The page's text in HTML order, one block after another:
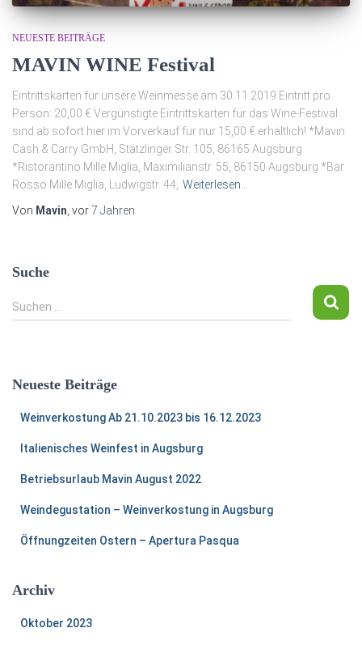
NEUESTE BEITRÄGE
MAVIN WINE Festival
Eintrittskarten für unsere Weinmesse am 30.11.2019 Eintritt pro
Person: 20,00 € Vergünstigte Eintrittskarten für das Wine-Festival
sind ab sofort hier im Vorverkauf für nur 15,00 € erhältlich! *Mavin
Cash & Carry GmbH, Stätzlinger Str. 105, 86165 Augsburg
*Ristorantino Mille Miglia, Maximilianstr. 55, 86150 Augsburg *Bar
Rosso Mille Miglia, Ludwigstr. 44, Weiterlesen…
Von Mavin , vor7 Jahren
Suche
S
u
n
Suchen …
Neueste Beiträge
Weinverkostung Ab 21.10.2023 bis 16.12.2023
Italienisches Weinfest in Augsburg
Betriebsurlaub Mavin August 2022
Weindegustation – Weinverkostung in Augsburg
Öffnungzeiten Ostern – Apertura Pasqua
Archiv
Oktober 2023